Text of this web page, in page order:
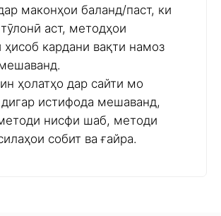
маконҳои баланд/паст, ки
аст, методҳои
ҳисоб кардани вақти намоз
ҳолатҳо дар сайти мо
истифода мешаванд,
нисфи шаб, методи
собит ва ғайра.